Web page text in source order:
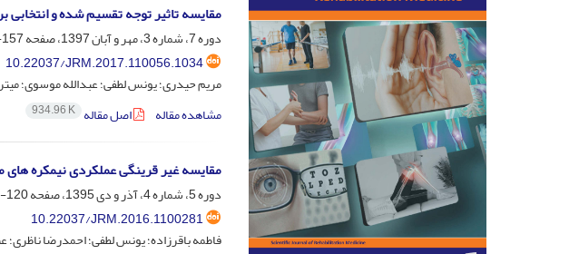
مقایسه تاثیر توجه تقسیم شده و انتخابی بر
دوره 7، شماره 3، مهر و آبان 1397، صفحه
157-164
10.22037/JRM.2017.110056.1034
مریم حیدری؛ یونس لطفی؛ عبدالله موسوی؛
مشاهده مقاله
اصل مقاله 934.96 K
مقایسه غیر قرینگی عملکردی نیمکره
دوره 5، شماره 4، آذر و دی 1395، صفحه
120-127
10.22037/JRM.2016.1100281
فاطمه باقرزاده؛ یونس لطفی؛ احمدرضا ناظری؛